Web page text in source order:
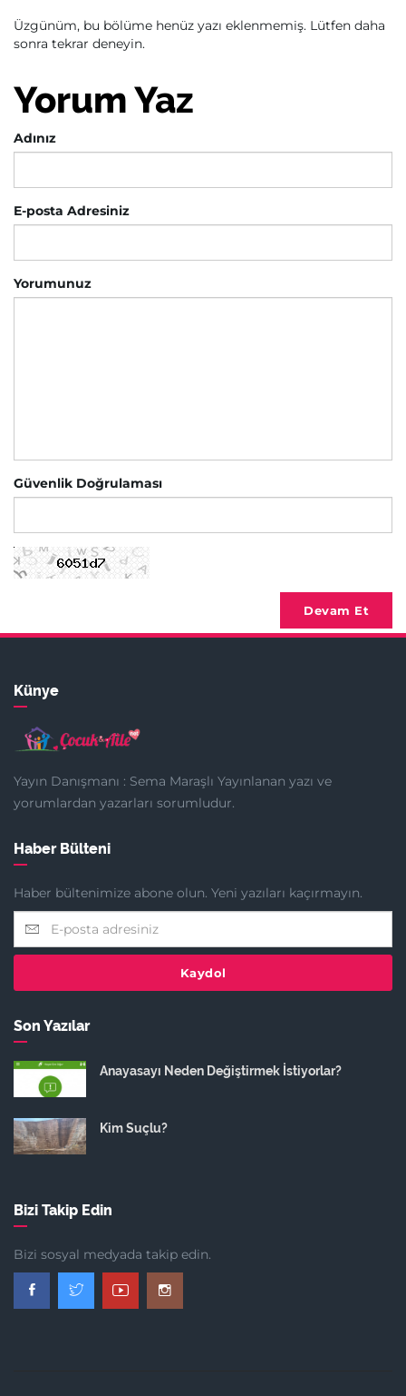
Üzgünüm, bu bölüme henüz yazı eklenmemiş. Lütfen daha
sonra tekrar deneyin.
Yorum Yaz
Adınız
E-posta Adresiniz
Yorumunuz
Güvenlik Doğrulaması
Devam Et
Künye
Yayın Danışmanı : Sema Maraşlı Yayınlanan yazı ve
yorumlardan yazarları sorumludur.
Haber Bülteni
Haber bültenimize abone olun. Yeni yazıları kaçırmayın.
Kaydol
Son Yazılar
Anayasayı Neden Değiştirmek İstiyorlar?
Kim Suçlu?
Bizi Takip Edin
Bizi sosyal medyada takip edin.